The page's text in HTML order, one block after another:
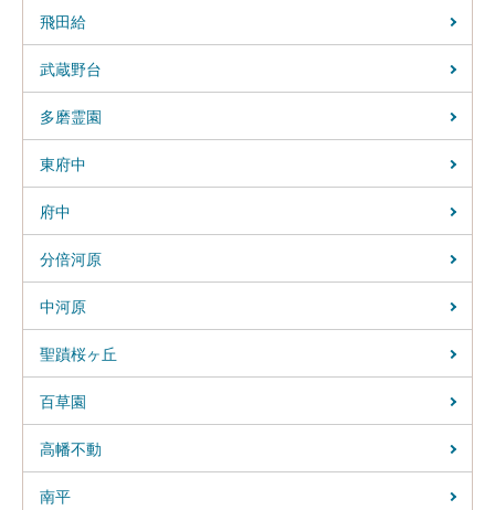
飛田給
武蔵野台
多磨霊園
東府中
府中
分倍河原
中河原
聖蹟桜ヶ丘
百草園
高幡不動
南平